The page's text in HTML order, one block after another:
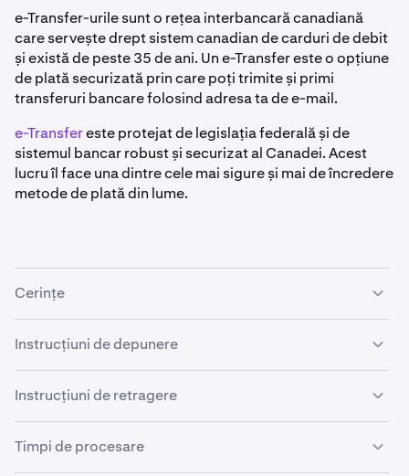
e-Transfer-urile sunt o rețea interbancară canadiană
care servește drept sistem canadian de carduri de debit
și există de peste 35 de ani. Un e-Transfer este o opțiune
de plată securizată prin care poți trimite și primi
transferuri bancare folosind adresa ta de e-mail.
e-Transfereste protejat de legislația federală și de
sistemul bancar robust și securizat al Canadei. Acest
lucru îl face una dintre cele mai sigure și mai de încredere
metode de plată din lume.
Cerințe
Serviciile e-Transfer funcționează exclusiv cu conturi
bancare canadiene. Pentru a utiliza e-Transfer-urile,
trebuie să îndeplinești următoarele cerințe:
•
Transfer.
Instrucțiuni de depunere
Pentru ca depunerea să decurgă fără probleme,
folosește
lista noastră de verificare pentru depuneri
înainte de a trimite fonduri.
Instrucțiuni de retragere
Pentru a iniția o retragere folosind un e-Transfer:
Timpi de procesare